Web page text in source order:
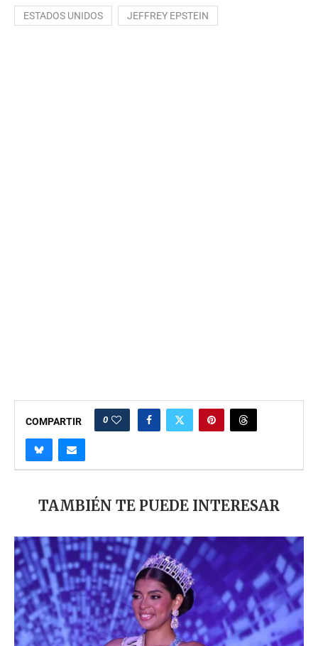
ESTADOS UNIDOS JEFFREY EPSTEIN
COMPARTIR 0
TAMBIÉN TE PUEDE INTERESAR